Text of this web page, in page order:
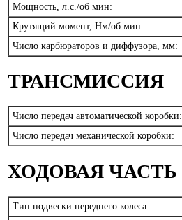
Мощность, л.с./об мин:
Крутящий момент, Нм/об мин:
Число карбюраторов и диффузора, мм:
ТРАНСМИССИЯ
Число передач автоматической коробки:
Число передач механической коробки:
ХОДОВАЯ ЧАСТЬ
Тип подвески переднего колеса: